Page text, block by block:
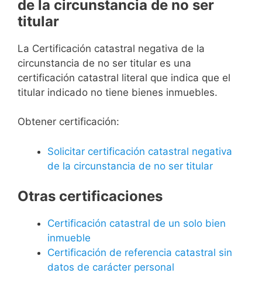
de la circunstancia de no ser
titular
La Certificación catastral negativa de la
circunstancia de no ser titular es una
certificación catastral literal que indica que el
titular indicado no tiene bienes inmuebles.
Obtener certificación:
Solicitar certificación catastral negativa
de la circunstancia de no ser titular
Otras certificaciones
Certificación catastral de un solo bien
inmueble
Certificación de referencia catastral sin
datos de carácter personal